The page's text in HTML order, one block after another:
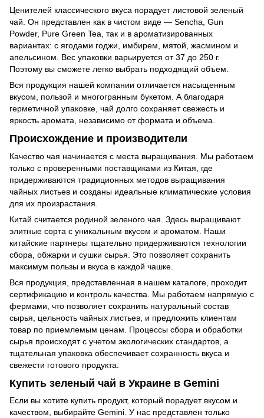
Ценителей классического вкуса порадует листовой зеленый
чай. Он представлен как в чистом виде — Sencha, Gun
Powder, Pure Green Tea, так и в ароматизированных
вариантах: с ягодами годжи, имбирем, мятой, жасмином и
апельсином. Вес упаковки варьируется от 37 до 250 г.
Поэтому вы сможете легко выбрать подходящий объем.
Вся продукция нашей компании отличается насыщенным
вкусом, пользой и многогранным букетом. А благодаря
герметичной упаковке, чай долго сохраняет свежесть и
яркость аромата, независимо от формата и объема.
Происхождение и производители
Качество чая начинается с места выращивания. Мы работаем
только с проверенными поставщиками из Китая, где
придерживаются традиционных методов выращивания
чайных листьев и созданы идеальные климатические условия
для их произрастания.
Китай считается родиной зеленого чая. Здесь выращивают
элитные сорта с уникальным вкусом и ароматом. Наши
китайские партнеры тщательно придерживаются технологии
сбора, обжарки и сушки сырья. Это позволяет сохранить
максимум пользы и вкуса в каждой чашке.
Вся продукция, представленная в нашем каталоге, проходит
сертификацию и контроль качества. Мы работаем напрямую с
фермами, что позволяет сохранить натуральный состав
сырья, цельность чайных листьев, и предложить клиентам
товар по приемлемым ценам. Процессы сбора и обработки
сырья происходят с учетом экологических стандартов, а
тщательная упаковка обеспечивает сохранность вкуса и
свежести готового продукта.
Купить зеленый чай в Украине в Gemini
Если вы хотите купить продукт, который порадует вкусом и
качеством, выбирайте Gemini. У нас представлен только